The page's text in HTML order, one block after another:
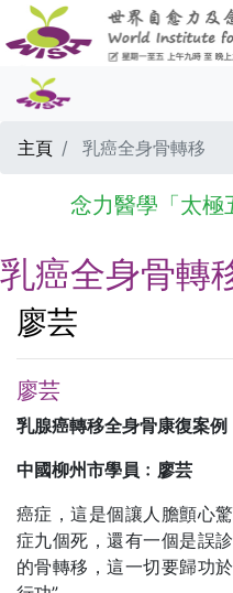
主頁 乳癌全身骨轉移
念力醫學「太極
乳癌全身骨轉
廖芸
廖芸
乳腺癌轉移全身骨康復案例
中國柳州市學員﹕廖芸
癌症，這是個讓人膽顫心
症九個死，還有一個是誤
的骨轉移，這一切要歸功